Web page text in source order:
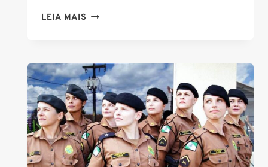
LEIA MAIS CONCURSO
PARA
CADETE,
COM
INICIAL
DE
R$
3